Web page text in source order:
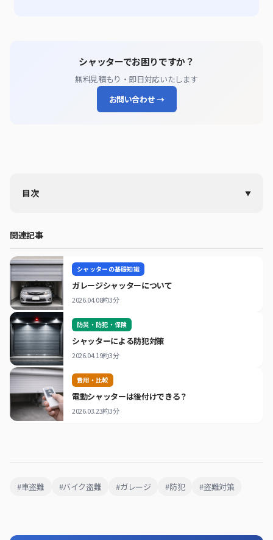
シャッターでお困りですか？
無料見積もり・即日対応いたします
お問い合わせ →
目次
狙われやすい車種とバイク
盗難パターンと犯人の心理
ガレージシャッターによる盗難防止メカニズム
物理的バリアとしての機能
視線遮断による犯人の選別効果
夜間セキュリティと監視効果
ガレージシャッターの種類と推奨される防犯機能
スチール製ガレージシャッター
強化アルミ製ガレージシャッター
電動ガレージシャッター
ガレージシャッター導入のコスト対効果
長期的な視点での検討
関連記事
シャッターの基礎知識
ガレージシャッターについて
2026.04.08約3分
防災・防犯・保険
シャッターによる防犯対策
2026.04.19約3分
費用・比較
電動シャッターは後付けできる？
2026.03.23約3分
#車盗難 #バイク盗難 #ガレージ #防犯 #盗難対策